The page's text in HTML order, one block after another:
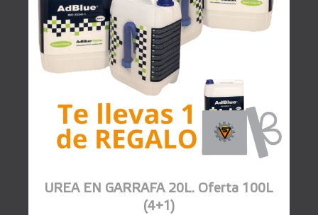
UREA EN GARRAFA 20L. Oferta 100L
(4+1)